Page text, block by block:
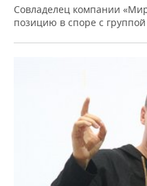
Совладелец компании
позицию в споре с